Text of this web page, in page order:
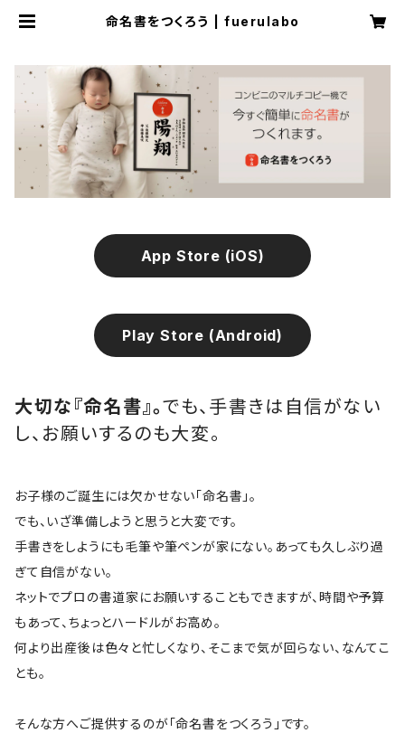
命名書をつくろう | fuerulabo
App Store (iOS)
Play Store (Android)
大切な『命名書』。でも、手書きは自信がない
し、お願いするのも大変。
お子様のご誕生には欠かせない「命名書」。
でも、いざ準備しようと思うと大変です。
手書きをしようにも毛筆や筆ペンが家にない。あっても久しぶり過
ぎて自信がない。
ネットでプロの書道家にお願いすることもできますが、時間や予算
もあって、ちょっとハードルがお高め。
何より出産後は色々と忙しくなり、そこまで気が回らない、なんてこ
とも。
そんな方へご提供するのが「命名書をつくろう」です。